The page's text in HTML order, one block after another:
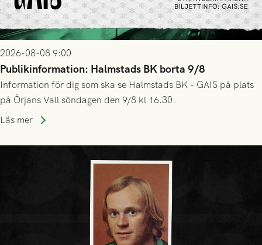
2026-08-08 9:00
Publikinformation: Halmstads BK borta 9/8
Information för dig som ska se Halmstads BK - GAIS på plats
på Örjans Vall söndagen den 9/8 kl 16.30.
Läs mer